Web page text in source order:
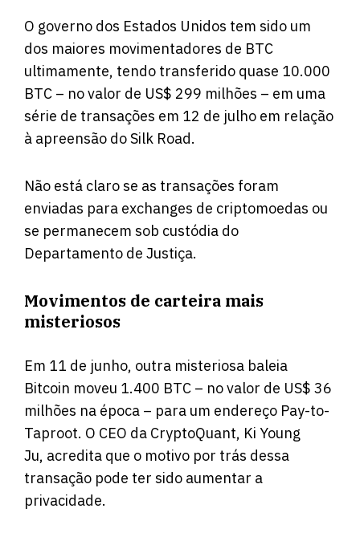
O governo dos Estados Unidos tem sido um
dos maiores movimentadores de BTC
ultimamente, tendo transferido quase 10.000
BTC – no valor de US$ 299 milhões – em uma
série de transações em 12 de julho em relação
à apreensão do Silk Road.
Não está claro se as transações foram
enviadas para exchanges de criptomoedas ou
se permanecem sob custódia do
Departamento de Justiça.
Movimentos de carteira mais
misteriosos
Em 11 de junho, outra misteriosa baleia
Bitcoin moveu 1.400 BTC – no valor de US$ 36
milhões na época – para um endereço Pay-to-
Taproot. O CEO da CryptoQuant, Ki Young
Ju, acredita que o motivo por trás dessa
transação pode ter sido aumentar a
privacidade.